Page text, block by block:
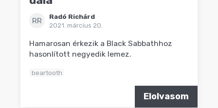
RR
Radó Richárd
2021. március 20.
Hamarosan érkezik a Black Sabbathhoz
hasonlított negyedik lemez.
beartooth
Elolvasom